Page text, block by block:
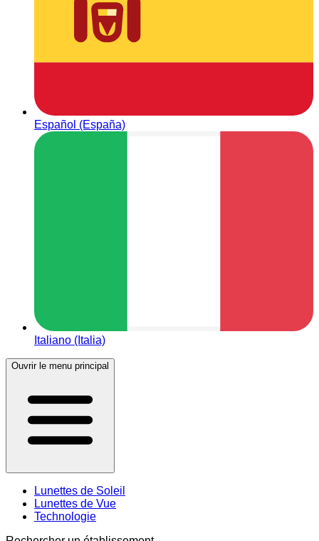
Español (España)
Italiano (Italia)
Ouvrir le menu principal
Lunettes de Soleil
Lunettes de Vue
Technologie